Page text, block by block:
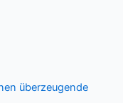
überzeugende